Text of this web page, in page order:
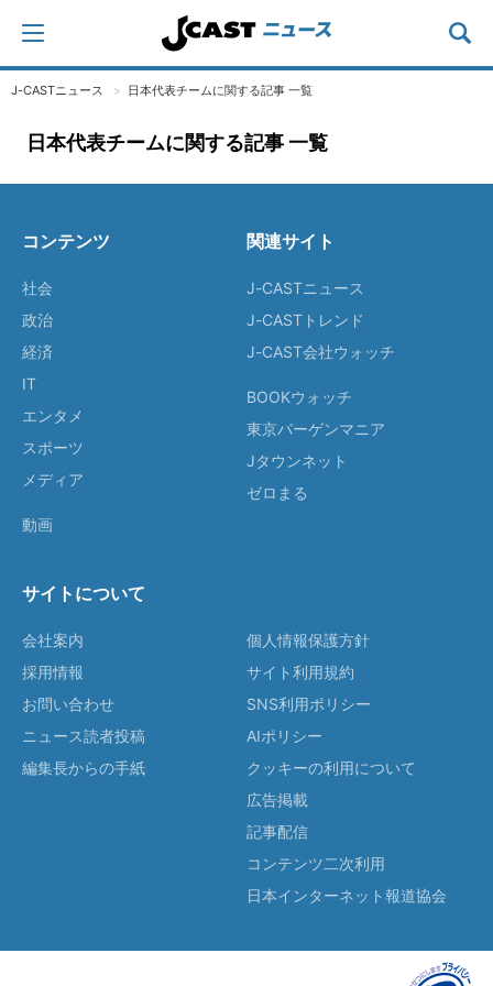
J-CASTニュース 日本代表チームに関する記事 一覧
日本代表チームに関する記事 一覧
コンテンツ
社会
政治
経済
IT
エンタメ
スポーツ
メディア
動画
関連サイト
J-CASTニュース
J-CASTトレンド
J-CAST会社ウォッチ
BOOKウォッチ
東京バーゲンマニア
Jタウンネット
ゼロまる
サイトについて
会社案内
採用情報
お問い合わせ
ニュース読者投稿
編集長からの手紙
個人情報保護方針
サイト利用規約
SNS利用ポリシー
AIポリシー
クッキーの利用について
広告掲載
記事配信
コンテンツ二次利用
日本インターネット報道協会